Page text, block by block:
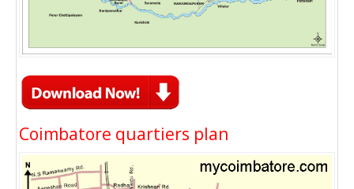
Coimbatore quartiers plan